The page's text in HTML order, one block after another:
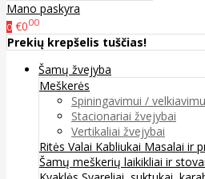
Mano paskyra
0 €000
Prekių krepšelis tuščias!
Šamų žvejyba
Meškerės
Spiningavimui /
Stacionariai žvejybai
Vertikaliai žvejybai
Ritės Valai Kabliukai Masalai ir
Šamų meškerių laikikliai ir stovai